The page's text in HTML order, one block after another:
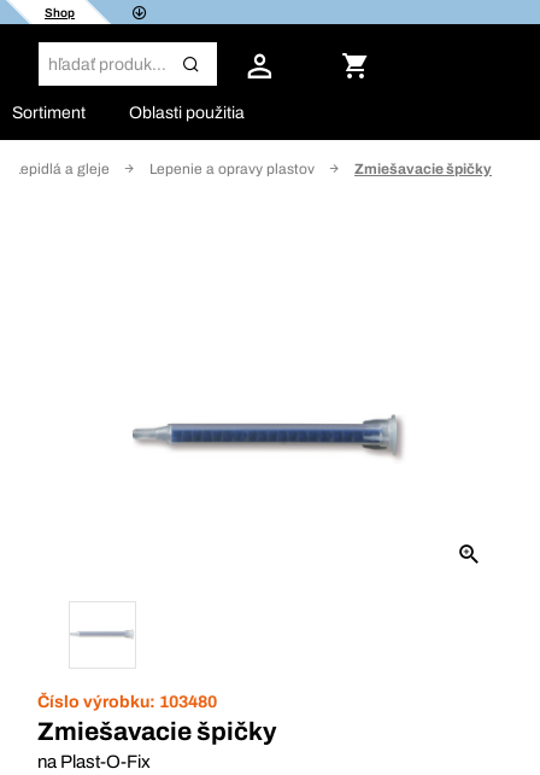
Shop
Sortiment Oblasti použitia
Lepidlá a gleje Lepenie a opravy plastov Zmiešavacie špičky
Číslo výrobku: 103480
Zmiešavacie špičky
na Plast-O-Fix